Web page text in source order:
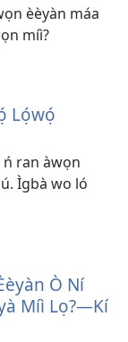
èèyàn máa
míì?
Lọ́wọ́
ran àwọn
Ìgbà wo ló
Ò Ní
Míì Lọ?​—Kí